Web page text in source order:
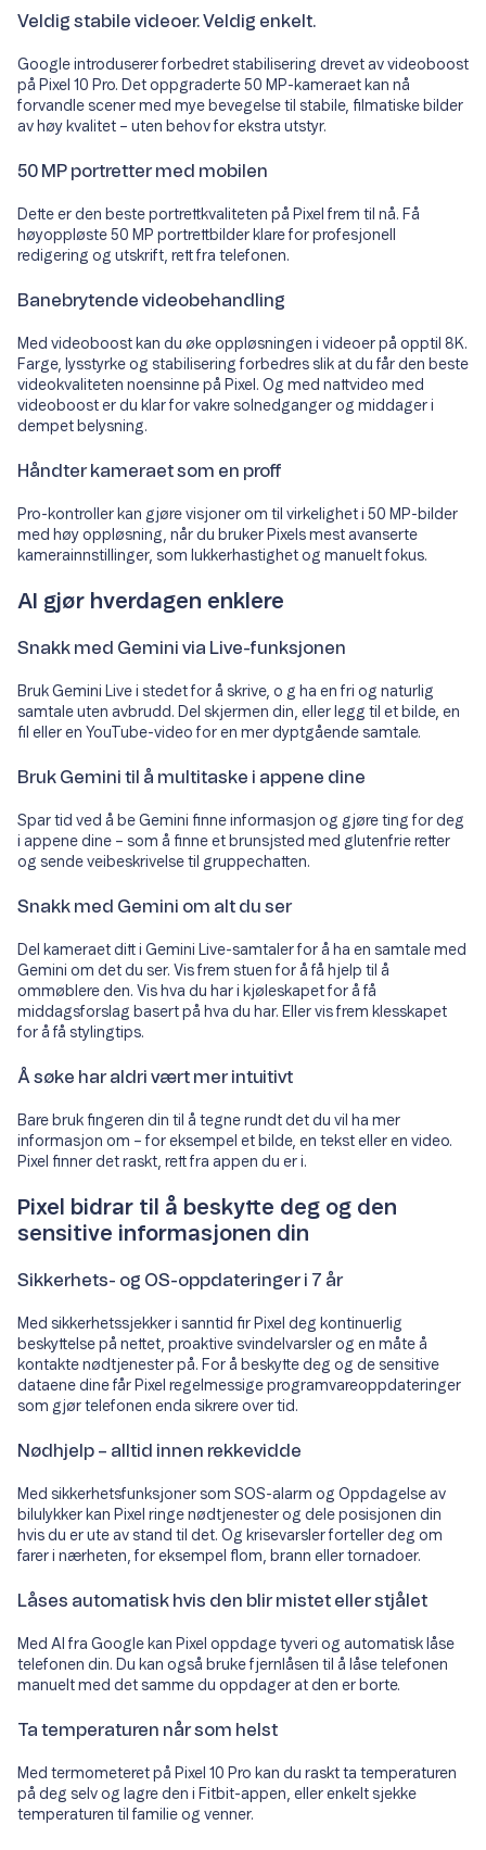
Veldig stabile videoer. Veldig enkelt.
Google introduserer forbedret stabilisering drevet av videoboost
på Pixel 10 Pro. Det oppgraderte 50 MP-kameraet kan nå
forvandle scener med mye bevegelse til stabile, filmatiske bilder
av høy kvalitet – uten behov for ekstra utstyr.
50 MP portretter med mobilen
Dette er den beste portrettkvaliteten på Pixel frem til nå. Få
høyoppløste 50 MP portrettbilder klare for profesjonell
redigering og utskrift, rett fra telefonen.
Banebrytende videobehandling
Med videoboost kan du øke oppløsningen i videoer på opptil 8K.
Farge, lysstyrke og stabilisering forbedres slik at du får den beste
videokvaliteten noensinne på Pixel. Og med nattvideo med
videoboost er du klar for vakre solnedganger og middager i
dempet belysning.
Håndter kameraet som en proff
Pro-kontroller kan gjøre visjoner om til virkelighet i 50 MP-bilder
med høy oppløsning, når du bruker Pixels mest avanserte
kamerainnstillinger, som lukkerhastighet og manuelt fokus.
AI gjør hverdagen enklere
Snakk med Gemini via Live-funksjonen
Bruk Gemini Live i stedet for å skrive, o g ha en fri og naturlig
samtale uten avbrudd. Del skjermen din, eller legg til et bilde, en
fil eller en YouTube-video for en mer dyptgående samtale.
Bruk Gemini til å multitaske i appene dine
Spar tid ved å be Gemini finne informasjon og gjøre ting for deg
i appene dine – som å finne et brunsjsted med glutenfrie retter
og sende veibeskrivelse til gruppechatten.
Snakk med Gemini om alt du ser
Del kameraet ditt i Gemini Live-samtaler for å ha en samtale med
Gemini om det du ser. Vis frem stuen for å få hjelp til å
ommøblere den. Vis hva du har i kjøleskapet for å få
middagsforslag basert på hva du har. Eller vis frem klesskapet
for å få stylingtips.
Å søke har aldri vært mer intuitivt
Bare bruk fingeren din til å tegne rundt det du vil ha mer
informasjon om – for eksempel et bilde, en tekst eller en video.
Pixel finner det raskt, rett fra appen du er i.
Pixel bidrar til å beskytte deg og den
sensitive informasjonen din
Sikkerhets- og OS-oppdateringer i 7 år
Med sikkerhetssjekker i sanntid fir Pixel deg kontinuerlig
beskyttelse på nettet, proaktive svindelvarsler og en måte å
kontakte nødtjenester på. For å beskytte deg og de sensitive
dataene dine får Pixel regelmessige programvareoppdateringer
som gjør telefonen enda sikrere over tid.
Nødhjelp – alltid innen rekkevidde
Med sikkerhetsfunksjoner som SOS-alarm og Oppdagelse av
bilulykker kan Pixel ringe nødtjenester og dele posisjonen din
hvis du er ute av stand til det. Og krisevarsler forteller deg om
farer i nærheten, for eksempel flom, brann eller tornadoer.
Låses automatisk hvis den blir mistet eller stjålet
Med AI fra Google kan Pixel oppdage tyveri og automatisk låse
telefonen din. Du kan også bruke fjernlåsen til å låse telefonen
manuelt med det samme du oppdager at den er borte.
Ta temperaturen når som helst
Med termometeret på Pixel 10 Pro kan du raskt ta temperaturen
på deg selv og lagre den i Fitbit-appen, eller enkelt sjekke
temperaturen til familie og venner.